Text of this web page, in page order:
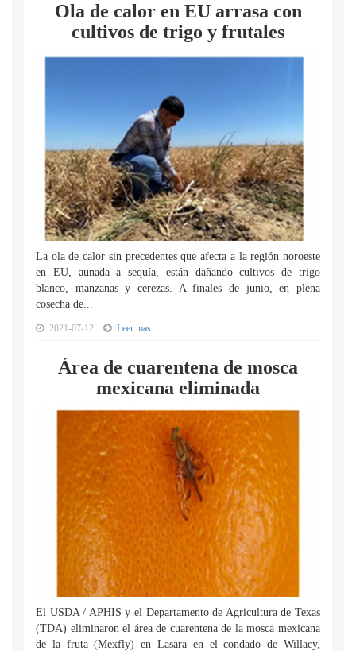
Ola de calor en EU arrasa con
cultivos de trigo y frutales
La ola de calor sin precedentes que afecta a la región noroeste
en EU, aunada a sequía, están dañando cultivos de trigo
blanco, manzanas y cerezas. A finales de junio, en plena
cosecha de...
2021-07-12 Leer mas...
Área de cuarentena de mosca
mexicana eliminada
El USDA / APHIS y el Departamento de Agricultura de Texas
(TDA) eliminaron el área de cuarentena de la mosca mexicana
de la fruta (Mexfly) en Lasara en el condado de Willacy,